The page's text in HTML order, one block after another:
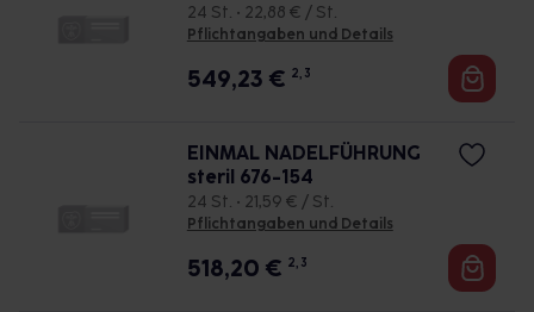
24 St. • 22,88 € / St.
Pflichtangaben und Details
549,23 € 2, 3
EINMAL NADELFÜHRUNG
steril 676-154
24 St. • 21,59 € / St.
Pflichtangaben und Details
518,20 € 2, 3